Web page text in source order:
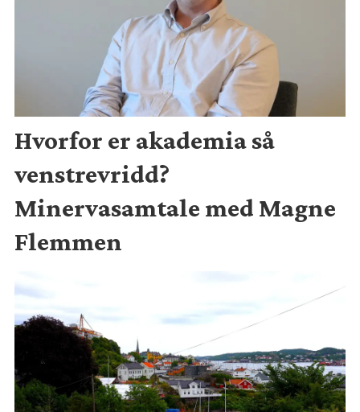
Hvorfor er akademia så
venstrevridd?
Minervasamtale med Magne
Flemmen